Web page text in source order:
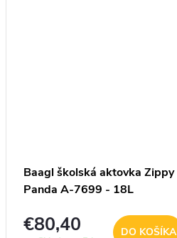
Baagl školská aktovka Zippy
Panda A-7699 - 18L
€80,40 DO KOŠÍKA